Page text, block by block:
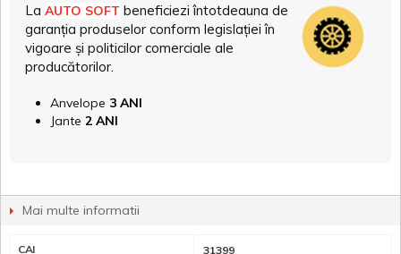
La AUTO SOFT beneficiezi întotdeauna de
garanția produselor conform legislației în
vigoare și politicilor comerciale ale
producătorilor.
Anvelope 3 ANI
Jante 2 ANI
Mai multe informatii
CAI 31399